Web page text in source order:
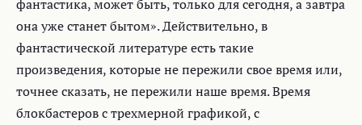
фантастика, может быть, только для сегодня, а завтра
она уже станет бытом». Действительно, в
фантастической литературе есть такие
произведения, которые не пережили свое время или,
точнее сказать, не пережили наше время. Время
блокбастеров с трехмерной графикой, с